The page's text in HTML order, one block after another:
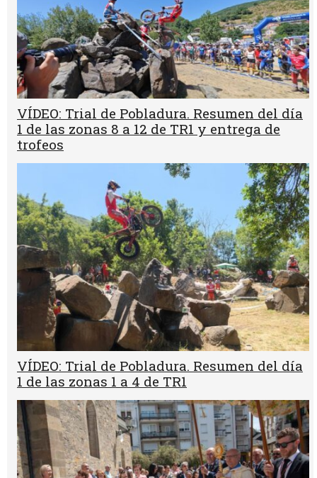
VÍDEO: Trial de Pobladura. Resumen del día
1 de las zonas 8 a 12 de TR1 y entrega de
trofeos
VÍDEO: Trial de Pobladura. Resumen del día
1 de las zonas 1 a 4 de TR1